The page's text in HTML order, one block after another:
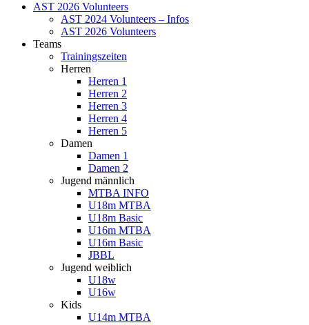
AST 2026 Volunteers
AST 2024 Volunteers – Infos
AST 2026 Volunteers
Teams
Trainingszeiten
Herren
Herren 1
Herren 2
Herren 3
Herren 4
Herren 5
Damen
Damen 1
Damen 2
Jugend männlich
MTBA INFO
U18m MTBA
U18m Basic
U16m MTBA
U16m Basic
JBBL
Jugend weiblich
U18w
U16w
Kids
U14m MTBA